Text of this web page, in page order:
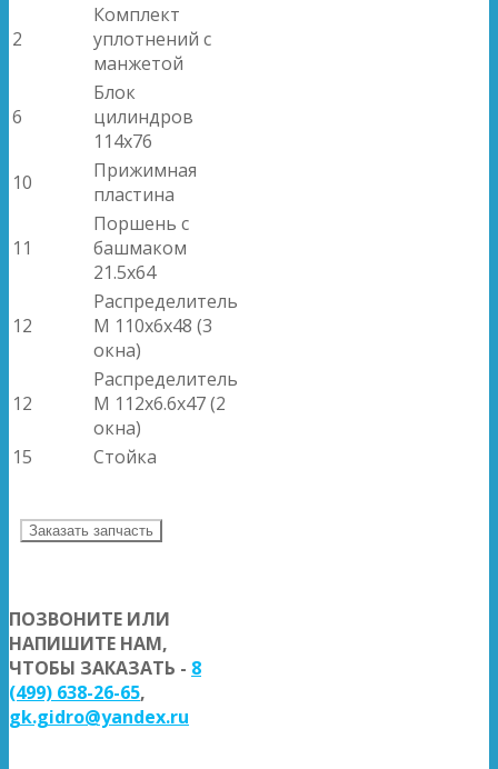
2
Комплект
уплотнений с
манжетой
6
Блок
цилиндров
114x76
10
Прижимная
пластина
11
Поршень с
башмаком
21.5x64
12
Распределитель
М 110x6x48 (3
окна)
12
Распределитель
М 112x6.6x47 (2
окна)
15
Стойка
Заказать запчасть
ПОЗВОНИТЕ ИЛИ
НАПИШИТЕ НАМ,
ЧТОБЫ ЗАКАЗАТЬ - 8
(499) 638-26-65,
gk.gidro@yandex.ru